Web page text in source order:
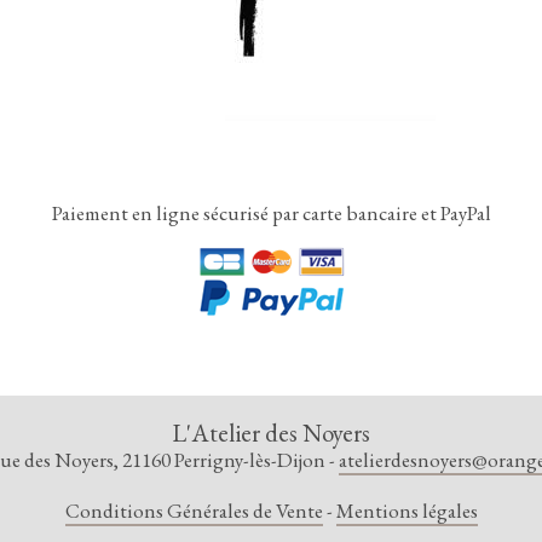
Paiement en ligne sécurisé par carte bancaire et PayPal
L'Atelier des Noyers
des Noyers, 21160 Perrigny-lès-Dijon -
Conditions Générales de Vente Mentions légales